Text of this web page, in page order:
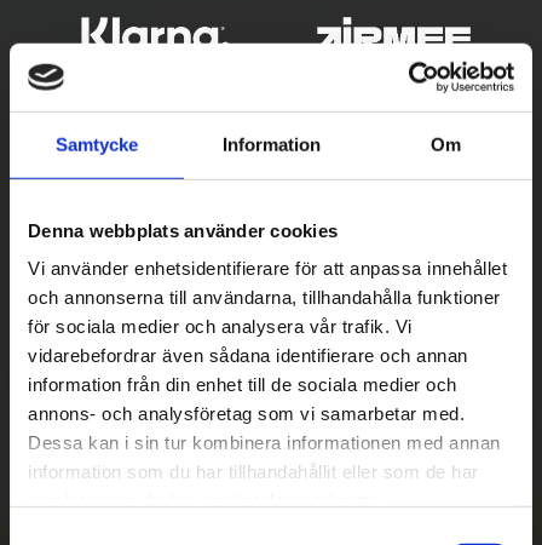
Samtycke Information Om
Denna webbplats använder cookies
Vi använder enhetsidentifierare för att anpassa innehållet
och annonserna till användarna, tillhandahålla funktioner
för sociala medier och analysera vår trafik. Vi
vidarebefordrar även sådana identifierare och annan
information från din enhet till de sociala medier och
annons- och analysföretag som vi samarbetar med.
Dessa kan i sin tur kombinera informationen med annan
information som du har tillhandahållit eller som de har
Betala säkert
|| Välj ||
Snabba leveranser
||
Eller ||
Hämta på lagret med/utan montering